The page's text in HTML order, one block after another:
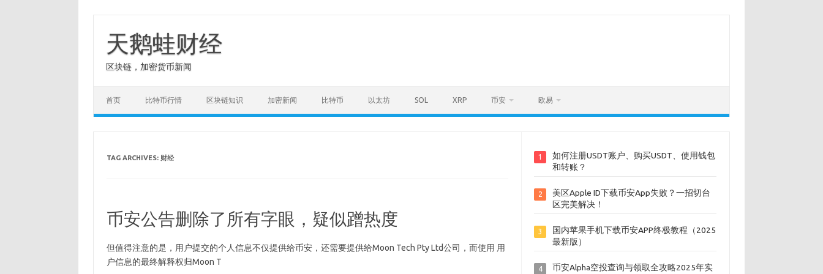
content
天鹅蛙财经
区块链，加密货币新闻
首页 比特币行情 区块链知识 加密新闻 比特币 以太坊 SOL XRP 币安 欧易
TAG ARCHIVES: 财经
币安公告删除了所有字眼，疑似蹭热度
但值得注意的是，用户提交的个人信息不仅提供给币安，还需要提供给Moon Tech Pty Ltd公司，而使用 用
户信息的最终解释权归Moon T
1
如何注册USDT账户、购买USDT、使用钱包
和转账？
2
美区Apple ID下载币安App失败？一招切台
区完美解决！
3
国内苹果手机下载币安APP终极教程（2025
最新版）
4
币安Alpha空投查询与领取全攻略2025年实